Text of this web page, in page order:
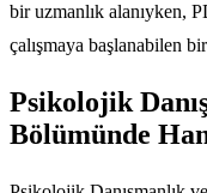
bir uzmanlık alanıyken,
çalışmaya başlanabilen
Psikolojik
Bölümünde